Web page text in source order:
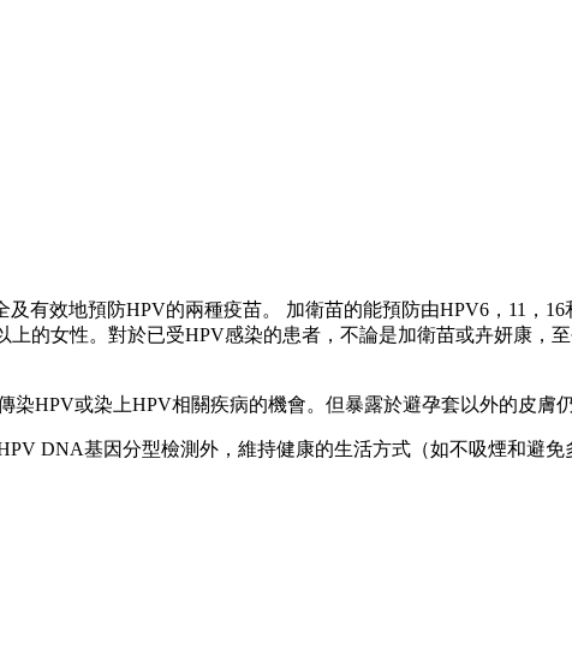
有效地預防HPV的兩種疫苗。 加衛苗的能預防由HPV6，11，
上的女性。對於已受HPV感染的患者，不論是加衛苗或卉妍康，
HPV或染上HPV相關疾病的機會。但暴露於避孕套以外的皮膚
DNA基因分型檢測外，維持健康的生活方式（如不吸煙和避免